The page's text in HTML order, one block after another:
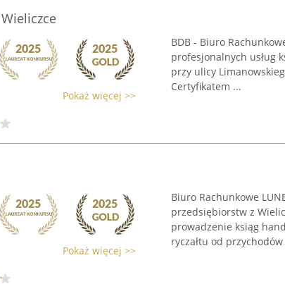
Pokaż więcej >>
BDB - Biuro
profesjonalnych usług
przy ulicy
Certyfikatem ...
Pokaż więcej >>
Biuro Rachunkowe
przedsiębiorstw z
prowadzenie ksiąg
ryczałtu od przychodów